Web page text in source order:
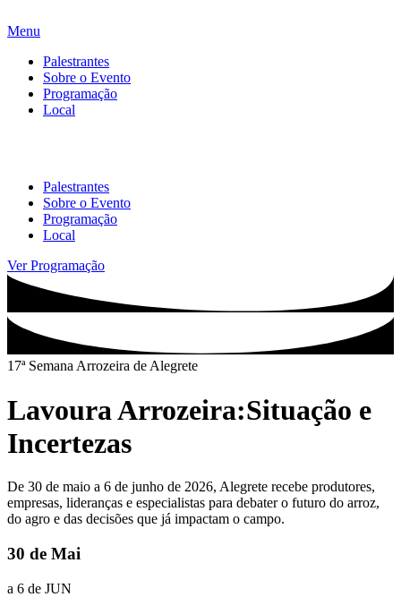
Menu
Palestrantes
Sobre o Evento
Programação
Local
Palestrantes
Sobre o Evento
Programação
Local
Ver Programação
17ª Semana Arrozeira de Alegrete
Lavoura Arrozeira:Situação e
Incertezas
De 30 de maio a 6 de junho de 2026, Alegrete recebe produtores,
empresas, lideranças e especialistas para debater o futuro do arroz,
do agro e das decisões que já impactam o campo.
30 de Mai
a 6 de JUN​